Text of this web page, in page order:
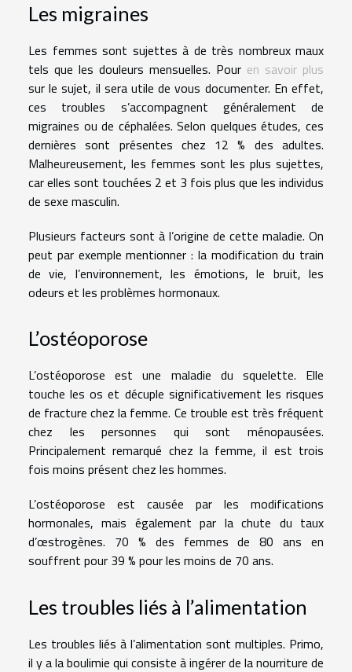
Les migraines
Les femmes sont sujettes à de très nombreux maux
tels que les douleurs mensuelles. Pour en savoir plus
sur le sujet, il sera utile de vous documenter. En effet,
ces troubles s’accompagnent généralement de
migraines ou de céphalées. Selon quelques études, ces
dernières sont présentes chez 12 % des adultes.
Malheureusement, les femmes sont les plus sujettes,
car elles sont touchées 2 et 3 fois plus que les individus
de sexe masculin.
Plusieurs facteurs sont à l’origine de cette maladie. On
peut par exemple mentionner : la modification du train
de vie, l’environnement, les émotions, le bruit, les
odeurs et les problèmes hormonaux.
L’ostéoporose
L’ostéoporose est une maladie du squelette. Elle
touche les os et décuple significativement les risques
de fracture chez la femme. Ce trouble est très fréquent
chez les personnes qui sont ménopausées.
Principalement remarqué chez la femme, il est trois
fois moins présent chez les hommes.
L’ostéoporose est causée par les modifications
hormonales, mais également par la chute du taux
d’œstrogènes. 70 % des femmes de 80 ans en
souffrent pour 39 % pour les moins de 70 ans.
Les troubles liés à l’alimentation
Les troubles liés à l’alimentation sont multiples. Primo,
il y a la boulimie qui consiste à ingérer de la nourriture de